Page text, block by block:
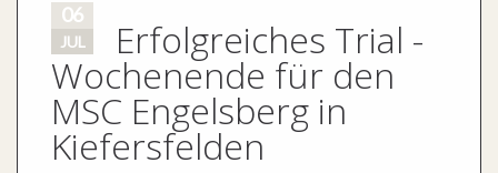
06
JUL Erfolgreiches Trial -
Wochenende für den
MSC Engelsberg in
Kiefersfelden